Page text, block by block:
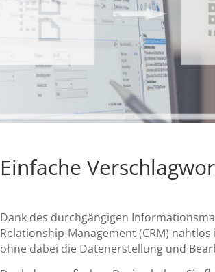
Einfache
Dank des durchgängigen
Relationship-Management (CRM)
ohne dabei die Datenerstellung und